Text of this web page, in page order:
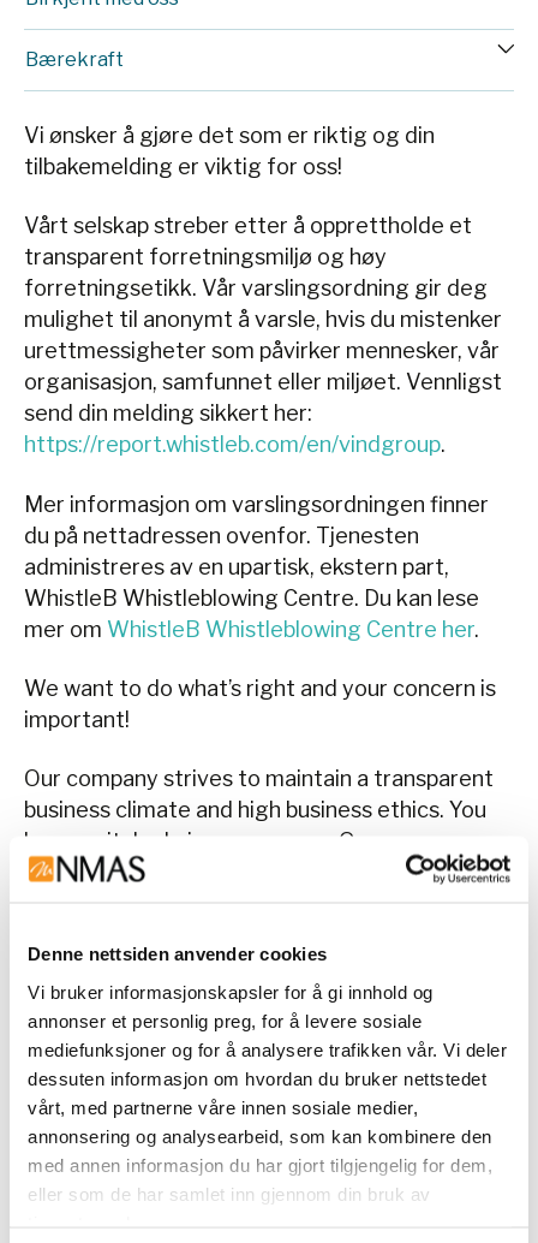
Denne nettsiden anvender cookies
Vi bruker informasjonskapsler for å gi innhold og
annonser et personlig preg, for å levere sosiale
mediefunksjoner og for å analysere trafikken vår. Vi deler
dessuten informasjon om hvordan du bruker nettstedet
vårt, med partnerne våre innen sosiale medier,
annonsering og analysearbeid, som kan kombinere den
med annen informasjon du har gjort tilgjengelig for dem,
eller som de har samlet inn gjennom din bruk av
Bærekraft
Vi ønsker å gjøre det som er riktig og din
tilbakemelding er viktig for oss!
Vårt selskap streber etter å opprettholde et
transparent forretningsmiljø og høy
forretningsetikk. Vår varslingsordning gir deg
mulighet til anonymt å varsle, hvis du mistenker
urettmessigheter som påvirker mennesker, vår
organisasjon, samfunnet eller miljøet. Vennligst
send din melding sikkert her:
https://report.whistleb.com/en/vindgroup.
Mer informasjon om varslingsordningen finner
du på nettadressen ovenfor. Tjenesten
administreres av en upartisk, ekstern part,
WhistleB Whistleblowing Centre. Du kan lese
mer om WhistleB Whistleblowing Centre her.
We want to do what’s right and your concern is
important!
Our company strives to maintain a transparent
business climate and high business ethics. You
have a vital role in our success. Our
whistleblowing service allows you to
society or the environment. Please send your
message securely here:
https://report.whistleb.com/en/vindgroup
More information about the whistleblowing
service can be found at the web address above.
The service is managed by an impartial, external
party, WhistleB Whistleblowing Centre. You can
WhistleB Whistleblowing